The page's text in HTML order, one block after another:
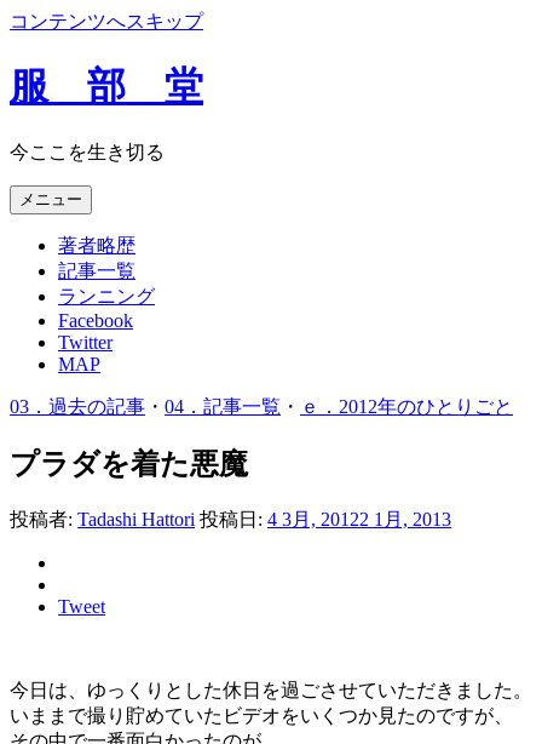
コンテンツへスキップ
服 部 堂
今ここを生き切る
メニュー
著者略歴
記事一覧
ランニング
Facebook
Twitter
MAP
03．過去の記事 ・ 04．記事一覧 ・ ｅ．2012年のひとりごと
プラダを着た悪魔
投稿者: Tadashi Hattori 投稿日: 4 3月, 20122 1月, 2013
Tweet
今日は、ゆっくりとした休日を過ごさせていただきました。
いままで撮り貯めていたビデオをいくつか見たのですが、